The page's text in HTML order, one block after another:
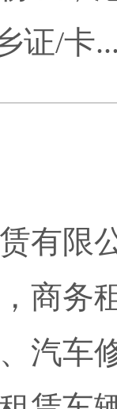
证/卡
有限
商务
汽车